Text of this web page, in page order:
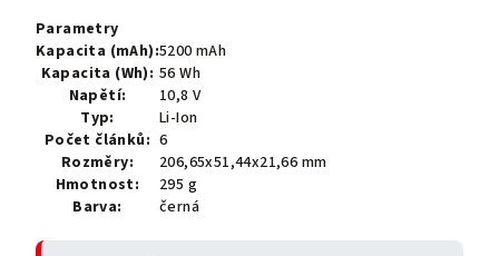
Parametry
Kapacita (mAh):5200 mAh
Kapacita (Wh): 56 Wh
Napětí:
10,8 V
Typ:
Li-Ion
Počet článků: 6
Rozměry:
206,65x51,44x21,66 mm
Hmotnost:
295 g
Barva:
černá